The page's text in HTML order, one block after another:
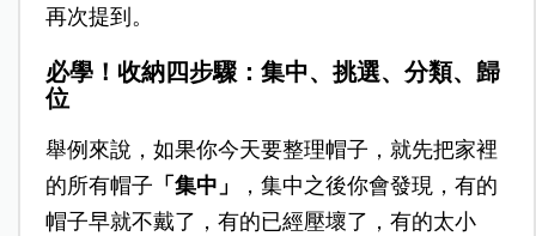
再次提到。
必學！收納四步驟：集中、挑選、分類、歸
位
舉例來說，如果你今天要整理帽子，就先把家裡
的所有帽子 「集中」
，集中之後你會發現，有的
帽子早就不戴了，有的已經壓壞了，有的太小